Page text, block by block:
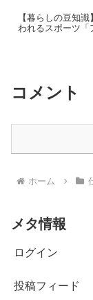
【暮らしの豆知
われるスポーツ「
コメント
ホーム
メタ情報
ログイン
投稿フィード